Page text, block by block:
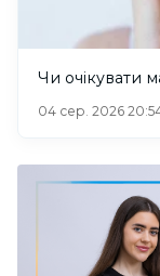
Чи очікувати
04 сер. 2026